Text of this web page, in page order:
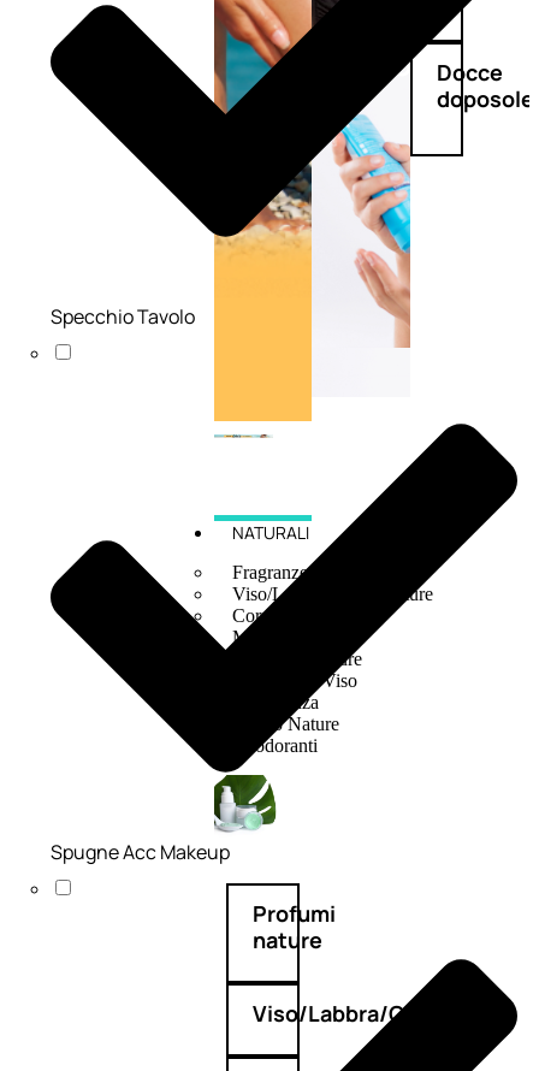
Doposole
Docce
doposole
NATURALI
Fragranze Nature
Viso/Labbra/Occhi Nature
Corpo
Mani
Maschera Nature
Trattamenti Viso
Detergenza
Bagno Nature
Deodoranti
Profumi
nature
Viso/Labbra/Occhi
Specchio Tavolo
Spugne Acc Makeup